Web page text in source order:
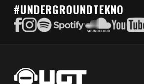
#UNDERGROUNDTEKNO